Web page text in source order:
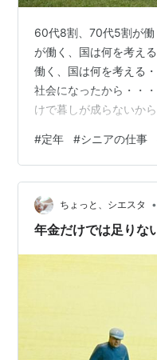
60代8割、70代5割が
が働く、国は何を考え
働く、国は何を考える
社会になったから・・
けで暮しが成らないか
けの理由はたくさんあ
ら 60代8割、70代5割
い・・ 只、これはいた
国が悪くなったから・
議員と呼ばれる人々・
#定年 #シニアの仕事
ちょっと、シエスタ •
年金だけでは足りな